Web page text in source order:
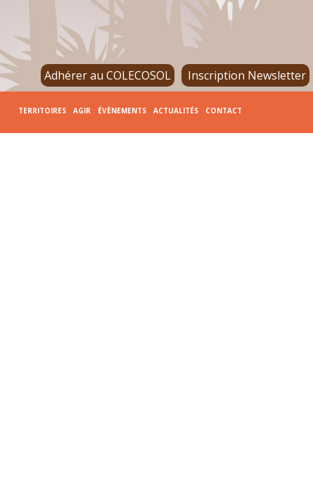
TERRITOIRES AGIR ÉVÈNEMENTS ACTUALITÉS CONTACT
Adhérer au COLECOSOL Inscription Newsletter